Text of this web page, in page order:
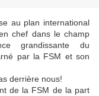
au plan international
chef dans le champ
grandissante du
par la FSM et son
derrière nous!
de la FSM de la part